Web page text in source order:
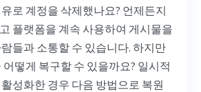
로 계정을 삭제했나요? 언제든지
플랫폼을 계속 사용하여 게시물을
들과 소통할 수 있습니다. 하지만
떻게 복구할 수 있을까요? 일시적
성화한 경우 다음 방법으로 복원